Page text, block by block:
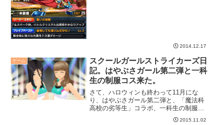
2014.12.17
ゲーム
スクールガールストライカーズ日
記。はやぶさガール第二弾と一科
生の制服コス来た。
さて、ハロウィンも終わって11月にな
り、はやぶさガール第二弾と、「魔法科
高校の劣等生」コラボ、一科生の制服コ
2015.11.02